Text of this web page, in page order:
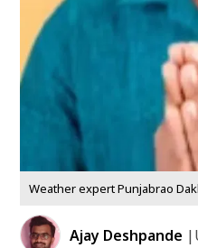
Weather expert Punjabrao
Ajay Deshpande |